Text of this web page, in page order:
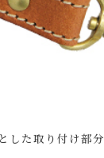
した取り付け部分